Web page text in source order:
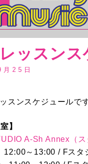
ッスン
25日
スンスケジュールで
】
A-Sh Annex（ス
～13:00 / Fスタ